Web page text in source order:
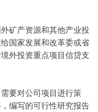
矿产资源和其他产业投
国家发展和改革委或省
外投资重点项目信贷支
要对公司项目进行策
编写的可行性研究报告